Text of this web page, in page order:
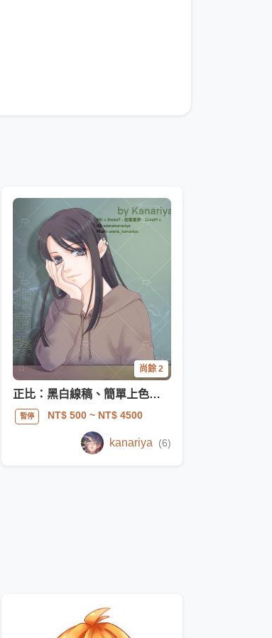
尚餘 2
正比：黑白線稿、簡單上色、複雜上色 / 大頭、半身、全身
暫停 NT$ 500~ NT$ 4500
kanariya (6)